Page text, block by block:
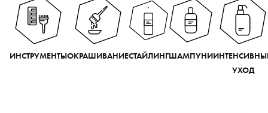
ИНСТРУМЕНТЫОКРАШИВАНИЕСТАЙЛИНГШАМПУНИ
УХОД